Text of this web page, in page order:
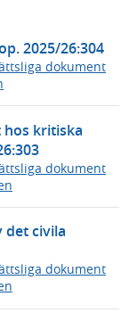
2025/26:304
dokument
kritiska
dokument
det civila
dokument